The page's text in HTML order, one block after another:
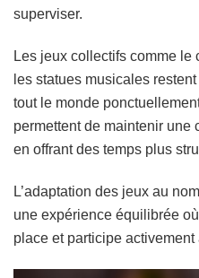
superviser.
Les jeux collectifs comme le
les statues musicales
tout le monde
permettent de maintenir une
en offrant des temps plus
L’adaptation des jeux au
une expérience équilibrée
place et participe activement